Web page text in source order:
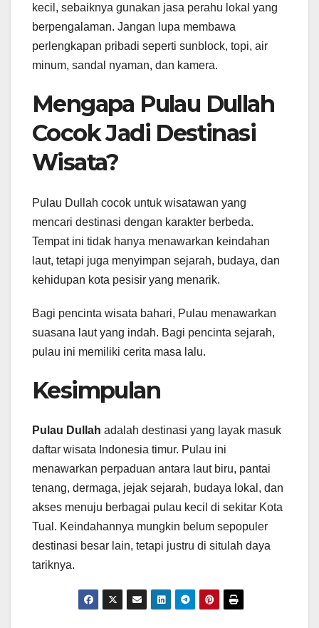
kecil, sebaiknya gunakan jasa perahu lokal yang
berpengalaman. Jangan lupa membawa
perlengkapan pribadi seperti sunblock, topi, air
minum, sandal nyaman, dan kamera.
Mengapa Pulau Dullah
Cocok Jadi Destinasi
Wisata?
Pulau Dullah cocok untuk wisatawan yang
mencari destinasi dengan karakter berbeda.
Tempat ini tidak hanya menawarkan keindahan
laut, tetapi juga menyimpan sejarah, budaya, dan
kehidupan kota pesisir yang menarik.
Bagi pencinta wisata bahari, Pulau menawarkan
suasana laut yang indah. Bagi pencinta sejarah,
pulau ini memiliki cerita masa lalu.
Kesimpulan
Pulau Dullah adalah destinasi yang layak masuk
daftar wisata Indonesia timur. Pulau ini
menawarkan perpaduan antara laut biru, pantai
tenang, dermaga, jejak sejarah, budaya lokal, dan
akses menuju berbagai pulau kecil di sekitar Kota
Tual. Keindahannya mungkin belum sepopuler
destinasi besar lain, tetapi justru di situlah daya
tariknya.